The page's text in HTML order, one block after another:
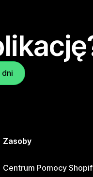
Zasoby
Centrum Pomocy